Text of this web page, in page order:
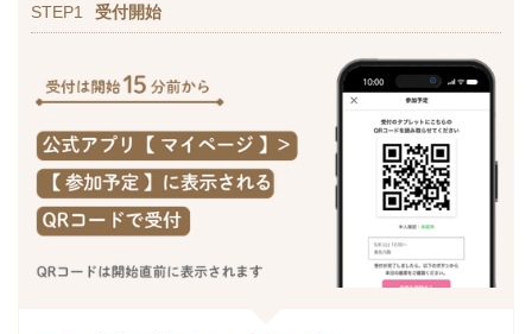
STEP1 受付開始